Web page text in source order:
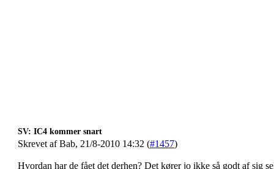
SV: IC4 kommer snart
Skrevet af Bab, 21/8-2010 14:32 (#1457)
Hvordan har de fået det derhen? Det kører jo ikke så godt af sig